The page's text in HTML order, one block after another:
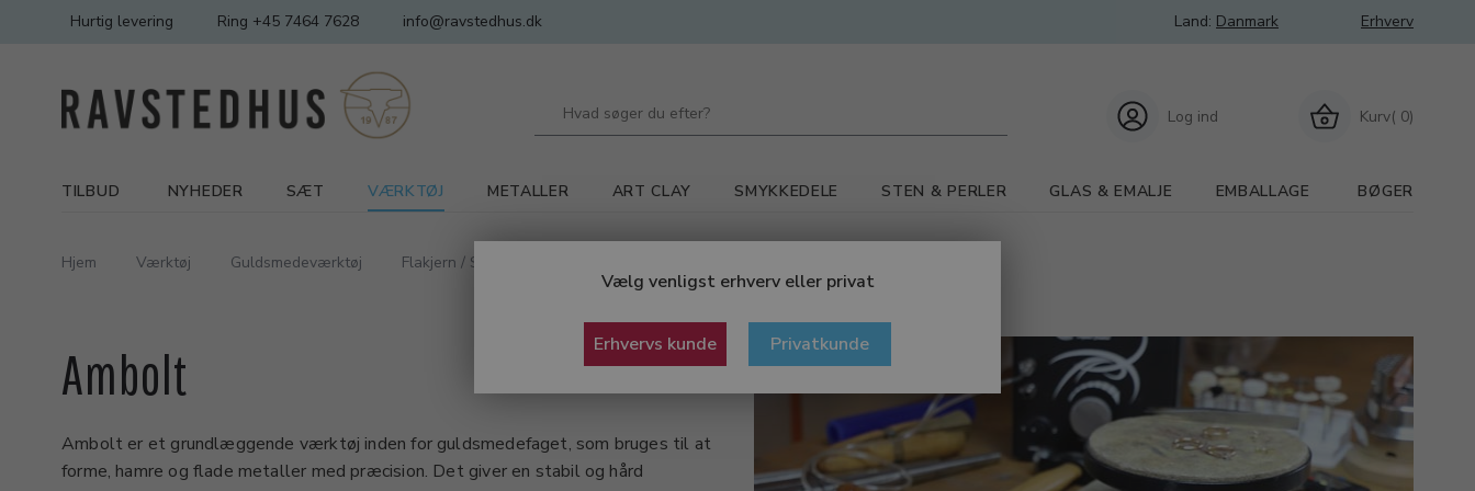
Vælg venligst erhverv eller privat
Erhvervs kunde Privatkunde
Hurtig levering Ring +45 7464 7628 info@ravstedhus.dk Land: Danmark Erhverv
Kurv( 0)
Log ind
TILBUD NYHEDER SÆT VÆRKTØJ METALLER ART CLAY SMYKKEDELE STEN & PERLER GLAS & EMALJE EMBALLAGE BØGER
Hjem Værktøj Guldsmedeværktøj Flakjern / Spærhorn
Ambolt
Ambolt er et grundlæggende værktøj inden for guldsmedefaget, som bruges til at
forme, hamre og flade metaller med præcision. Det giver en stabil og hård